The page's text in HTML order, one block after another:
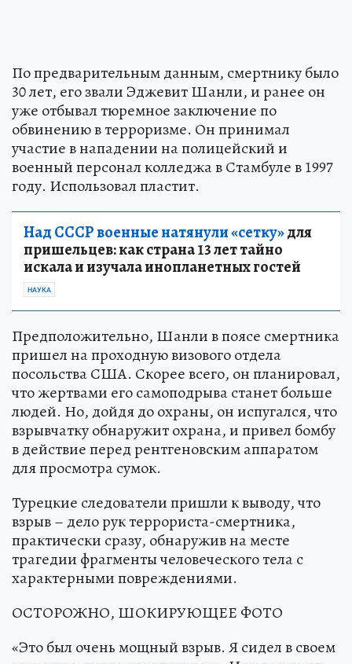
По предварительным данным, смертнику было
30 лет, его звали Эджевит Шанли, и ранее он
уже отбывал тюремное заключение по
обвинению в терроризме. Он принимал
участие в нападении на полицейский и
военный персонал колледжа в Стамбуле в 1997
году. Использовал пластит.
Над СССР военные натянули «сетку»для
пришельцев: как страна 13 лет тайно
искала и изучала инопланетных гостей
Предположительно, Шанли в поясе смертника
пришел на проходную визового отдела
посольства США. Скорее всего, он планировал,
что жертвами его самоподрыва станет больше
людей. Но, дойдя до охраны, он испугался, что
взрывчатку обнаружит охрана, и привел бомбу
в действие перед рентгеновским аппаратом
для просмотра сумок.
Турецкие следователи пришли к выводу, что
взрыв – дело рук террориста-смертника,
практически сразу, обнаружив на месте
трагедии фрагменты человеческого тела с
характерными повреждениями.
ОСТОРОЖНО, ШОКИРУЮЩЕЕ ФОТО